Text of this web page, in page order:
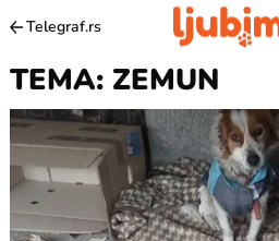
Telegraf.rs
TEMA: ZEMUN